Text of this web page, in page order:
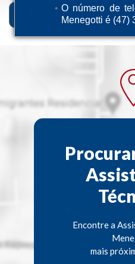
O número de
Menegotti é (47)
Descrição
Encontre a
mais